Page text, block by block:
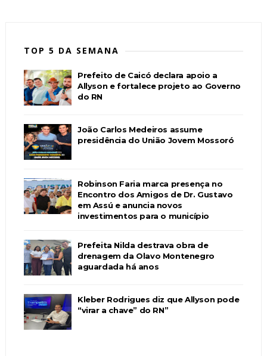
TOP 5 DA SEMANA
Prefeito de Caicó declara apoio a
Allyson e fortalece projeto ao Governo
do RN
João Carlos Medeiros assume
presidência do União Jovem Mossoró
Robinson Faria marca presença no
Encontro dos Amigos de Dr. Gustavo
em Assú e anuncia novos
investimentos para o município
Prefeita Nilda destrava obra de
drenagem da Olavo Montenegro
aguardada há anos
Kleber Rodrigues diz que Allyson pode
“virar a chave” do RN”